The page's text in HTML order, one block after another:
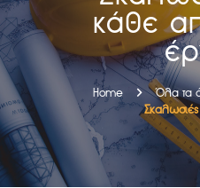
κάθε
Home Όλα τα
Σκαλωσιές
ΕΠΙΚΟΙΝΩΝΙΑ
ΚΛΕΙΣΕ